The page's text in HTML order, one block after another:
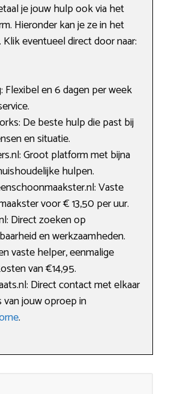
je jouw hulp ook via het
Hieronder kan je ze in het
eventueel direct door naar:
Flexibel en 6 dagen per week
De beste hulp die past bij
en situatie.
Groot platform met bijna
hulpen.
Vaste
voor € 13,50 per uur.
Direct zoeken op
en werkzaamheden.
vaste helper, eenmalige
van €14,95.
Direct contact met elkaar
van jouw oproep in
.